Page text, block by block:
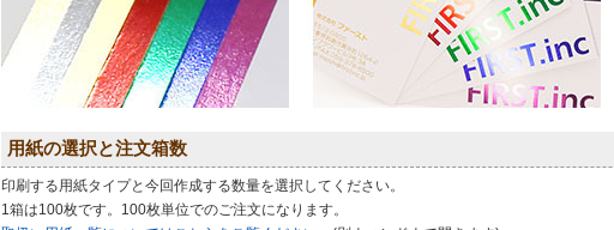
用紙の選択と注文箱数
印刷する用紙タイプと今回作成する数量を選択してください。
1箱は100枚です。100枚単位でのご注文になります。